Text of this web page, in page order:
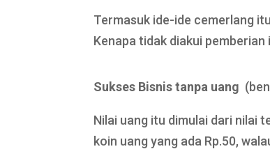
Termasuk ide-ide cemerlang
Kenapa tidak diakui pemberian
Sukses Bisnis tanpa uang
Nilai uang itu dimulai dari nilai
koin uang yang ada Rp.50,